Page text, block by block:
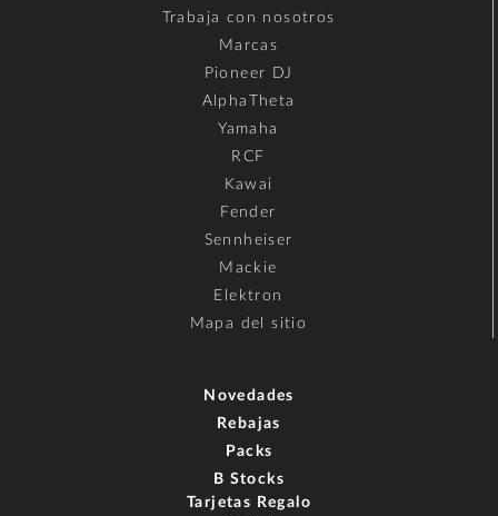
Trabaja con nosotros
Marcas
Pioneer DJ
AlphaTheta
Yamaha
RCF
Kawai
Fender
Sennheiser
Mackie
Elektron
Mapa del sitio
Novedades
Rebajas
Packs
B Stocks
Tarjetas Regalo